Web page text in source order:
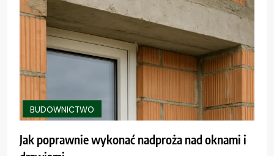
BUDOWNICTWO
Jak poprawnie wykonać nadproża nad oknami i